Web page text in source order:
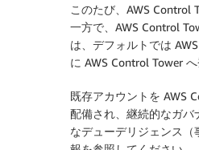
このたび、AWS Control
一方で、AWS Control
は、デフォルトでは
に AWS Control Tower
既存アカウントを AWS
配備され、継続的なガバ
なデューデリジェンス